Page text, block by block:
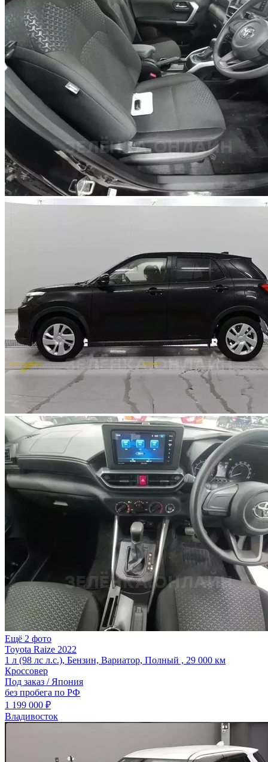
Ещё 2 фото
Toyota Raize 2022
1 л (98 лс л.с.), Бензин, Вариатор, Полный , 29 000 км
Кроссовер
Под заказ / Япония
без пробега по РФ
1 199 000 ₽
Владивосток